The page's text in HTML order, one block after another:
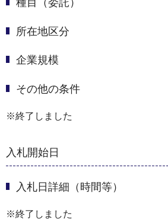
種目（委託）
所在地区分
企業規模
その他の条件
※終了しました
入札開始日
入札日詳細（時間等）
※終了しました